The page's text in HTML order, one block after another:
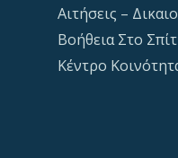
Αιτήσεις –
Βοήθεια Στο
Κέντρο